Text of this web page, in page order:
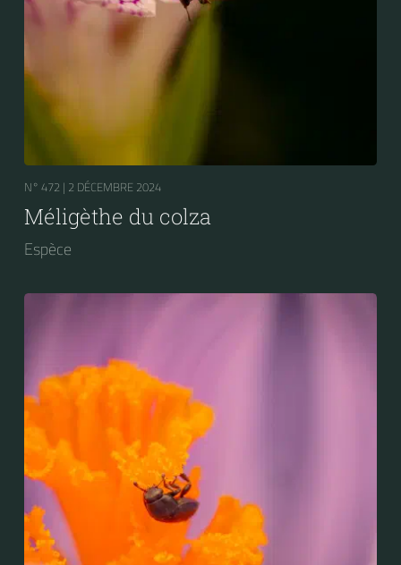
N° 472 | 2 DÉCEMBRE 2024
Méligèthe du colza
Espèce